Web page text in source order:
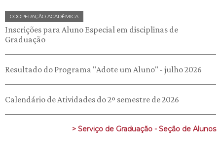
COOPERAÇÃO ACADÊMICA
Inscrições para Aluno Especial em disciplinas de
Graduação
Resultado do Programa "Adote um Aluno" - julho 2026
Calendário de Atividades do 2º semestre de 2026
> Serviço de Graduação - Seção de Alunos